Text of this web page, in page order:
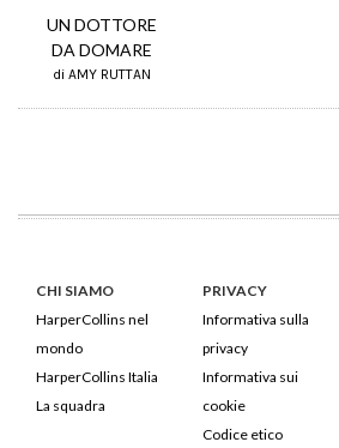
UN DOTTORE
DA DOMARE
di AMY RUTTAN
CHI SIAMO
HarperCollins nel
mondo
HarperCollins Italia
La squadra
PRIVACY
Informativa sulla
privacy
Informativa sui
cookie
Codice etico